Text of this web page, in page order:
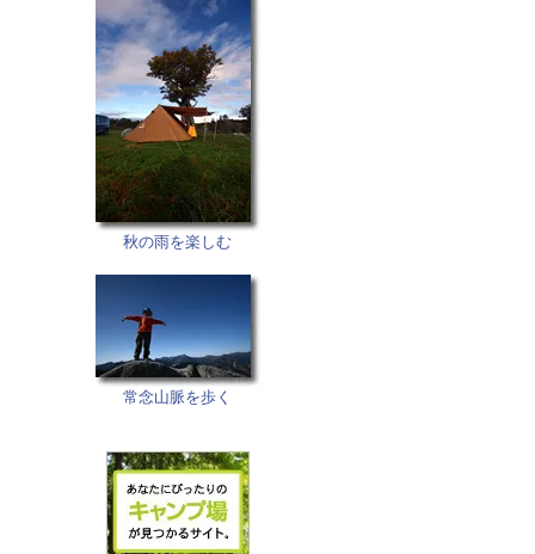
秋の雨を楽しむ
常念山脈を歩く